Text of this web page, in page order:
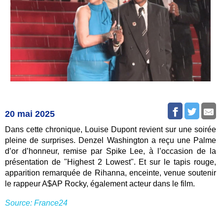
20 mai 2025
Dans cette chronique, Louise Dupont revient sur une soirée
pleine de surprises. Denzel Washington a reçu une Palme
d’or d’honneur, remise par Spike Lee, à l’occasion de la
présentation de "Highest 2 Lowest". Et sur le tapis rouge,
apparition remarquée de Rihanna, enceinte, venue soutenir
le rappeur A$AP Rocky, également acteur dans le film.
Source: France24